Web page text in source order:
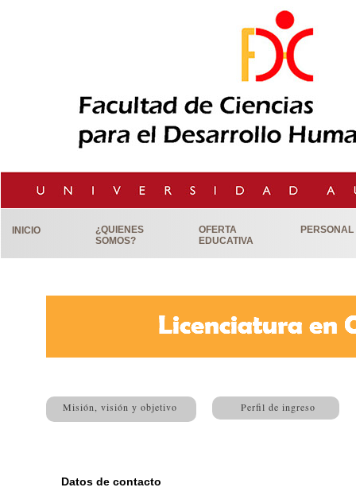
INICIO
¿QUIENES
SOMOS?
OFERTA
EDUCATIVA
PERSONAL
Misión, visión y objetivo Perfil de ingreso
Datos de contacto